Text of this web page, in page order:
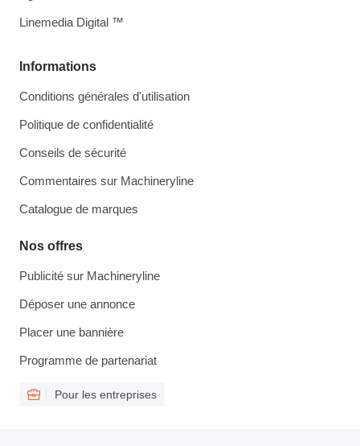
Informations
Conditions générales d'utilisation
Politique de confidentialité
Conseils de sécurité
Commentaires sur Machineryline
Catalogue de marques
Nos offres
Publicité sur Machineryline
Déposer une annonce
Placer une bannière
Programme de partenariat
Pour les entreprises
Linemedia Digital ™